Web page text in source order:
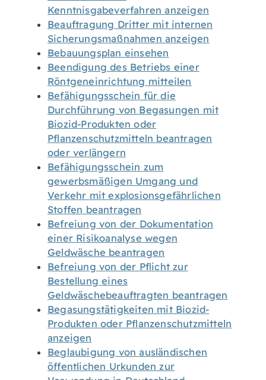
Kenntnisgabeverfahren anzeigen
Beauftragung Dritter mit internen
Sicherungsmaßnahmen anzeigen
Bebauungsplan einsehen
Beendigung des Betriebs einer
Röntgeneinrichtung mitteilen
Befähigungsschein für die
Durchführung von Begasungen mit
Biozid-Produkten oder
Pflanzenschutzmitteln beantragen
oder verlängern
Befähigungsschein zum
gewerbsmäßigen Umgang und
Verkehr mit explosionsgefährlichen
Stoffen beantragen
Befreiung von der Dokumentation
einer Risikoanalyse wegen
Geldwäsche beantragen
Befreiung von der Pflicht zur
Bestellung eines
Geldwäschebeauftragten beantragen
Begasungstätigkeiten mit Biozid-
Produkten oder Pflanzenschutzmitteln
anzeigen
Beglaubigung von ausländischen
öffentlichen Urkunden zur